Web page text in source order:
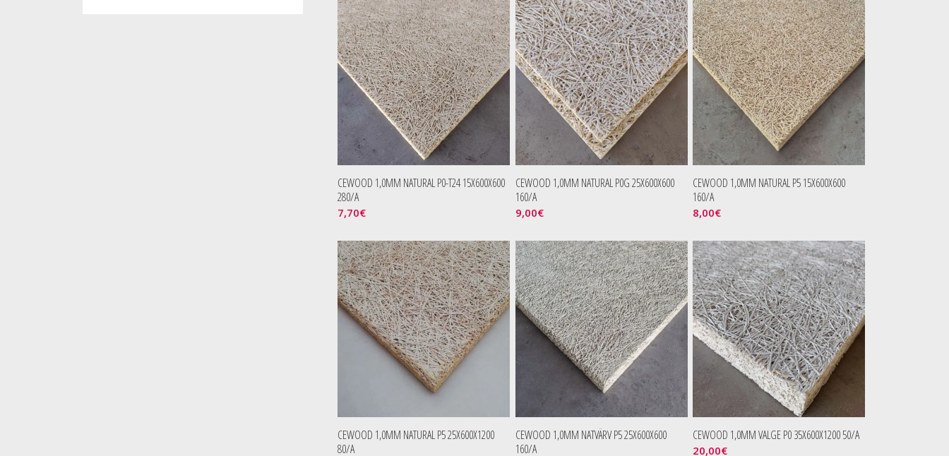
CEWOOD 1,0MM NATURAL P0-T24 15X600X600
280/A
7,70€
CEWOOD 1,0MM NATURAL P0G 25X600X600
160/A
9,00€
CEWOOD 1,0MM NATURAL P5 15X600X600
160/A
8,00€
CEWOOD 1,0MM NATURAL P5 25X600X1200
80/A
CEWOOD 1,0MM NATVÄRV P5 25X600X600
160/A
CEWOOD 1,0MM VALGE P0 35X600X1200 50/A
20,00€